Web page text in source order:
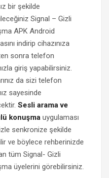
bir şekilde
Signal – Gizli
APK Android
indirip cihazınıza
sonra telefon
giriş yapabilirsiniz.
da sizi telefon
sayesinde
Sesli arama ve
konuşma uygulaması
senkronize şekilde
ve böylece rehberinizde
tüm Signal- Gizli
üyelerini görebilirsiniz.